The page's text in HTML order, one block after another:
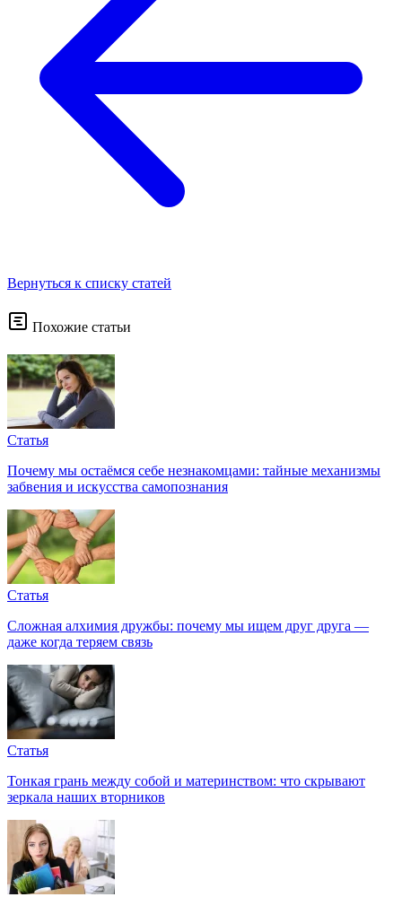
Вернуться к списку статей
Похожие статьи
Статья
Почему мы остаёмся себе незнакомцами: тайные механизмы
забвения и искусства самопознания
Статья
Сложная алхимия дружбы: почему мы ищем друг друга —
даже когда теряем связь
Статья
Тонкая грань между собой и материнством: что скрывают
зеркала наших вторников